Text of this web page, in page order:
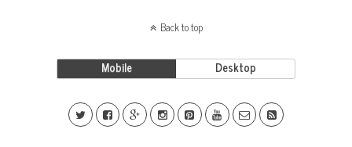
Back to top
Mobile Desktop